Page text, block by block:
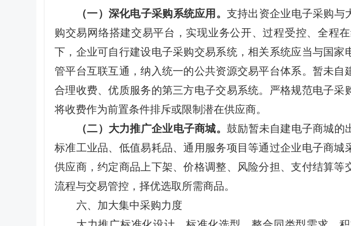
（一）深化电子采购系统应用。 支持出资企业电子采购与
购交易网络搭建交易平台，实现业务公开、过程受控、全程
下，企业可自行建设电子采购交易系统，相关系统应当与国
管平台互联互通，纳入统一的公共资源交易平台体系。暂未
合理收费、优质服务的第三方电子交易系统。严格规范电子
将收费作为前置条件排斥或限制潜在供应商。
（二） 大力推广企业电子商城。 鼓励暂未自建电子商城的
标准工业品、低值易耗品、通用服务项目等通过企业电子商
供应商，约定商品上下架、价格调整、风险分担、支付结算
流程与交易管控，择优选取所需商品。
六、加大集中采购力度